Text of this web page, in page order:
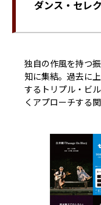
ダンス・セレ
独自の作風を持つ
知に集結。過去に
するトリプル・ビ
くアプローチする